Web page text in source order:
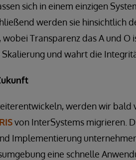
sich in einem einzigen
werden sie hinsichtlich
Transparenz das A und
und wahrt die
werden wir bald
von InterSystems migrieren.
Implementierung
eine schnelle